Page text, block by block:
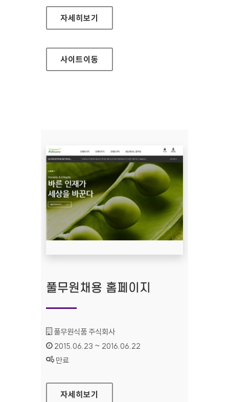
한국전력공사 홈페이지
자세히보기
사이트이동
풀무원채용 홈페이지
기관명 :
풀무원식품 주식회사
인증기간 :
2015.06.23 ~ 2016.06.22
상태 :
만료
풀무원채용 홈페이지
자세히보기